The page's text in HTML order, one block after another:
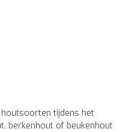
tijdens het
berkenhout of beukenhout